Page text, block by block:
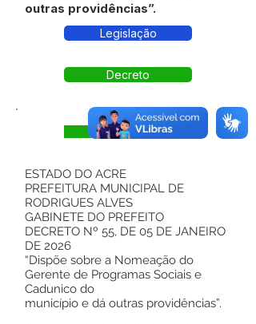
outras providências”.
Legislação
Decreto
Visualizar
ESTADO DO ACRE
PREFEITURA MUNICIPAL DE
RODRIGUES ALVES
GABINETE DO PREFEITO
DECRETO Nº 55, DE 05 DE JANEIRO
DE 2026
“Dispõe sobre a Nomeação do
Gerente de Programas Sociais e
Cadunico do
município e dá outras providências”.